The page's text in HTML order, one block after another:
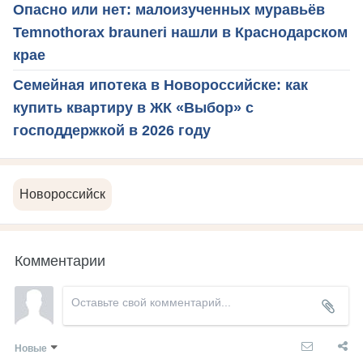
Опасно или нет: малоизученных муравьёв
Temnothorax brauneri нашли в Краснодарском
крае
Семейная ипотека в Новороссийске: как
купить квартиру в ЖК «Выбор» с
господдержкой в 2026 году
Новороссийск
Комментарии
Новые